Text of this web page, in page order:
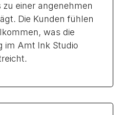
einer angenehmen
Die Kunden fühlen
was die
im Amt Ink Studio